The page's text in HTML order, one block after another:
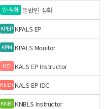
일-심화 일반인 심화
KPEP KPALS EP
KPM KPALS Monitor
KEI KALS EP Instructor
KEIDCKALS EP IDC
KNBI KNBLS Instructor